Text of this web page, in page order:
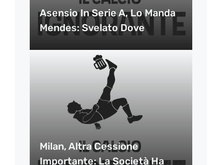
Asensio In Serie A, Lo Manda
Mendes: Svelato Dove
Milan, Altra Cessione
Importante: La Società Ha